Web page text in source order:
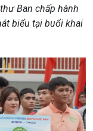
Ban chấp hành
biểu tại buổi khai